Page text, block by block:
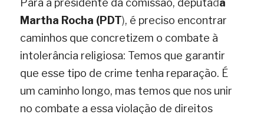
Para a presidente da comissão, deputada
Martha Rocha (PDT), é preciso encontrar
caminhos que concretizem o combate à
intolerância religiosa: Temos que garantir
que esse tipo de crime tenha reparação. É
um caminho longo, mas temos que nos unir
no combate a essa violação de direitos